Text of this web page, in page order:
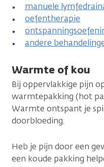
manuele
oefentherapie
andere
Warmte of kou
Bij oppervlakkige pijn
warmtepakking (hot
Warmte ontspant je
doorbloeding.
Heb je pijn door een
een koude pakking